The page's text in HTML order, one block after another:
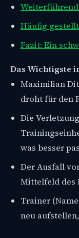
Häufig
Fazit: Ein
Das Wichtigste
Maximilian
droht für den
Die
was besser
Der Ausfall
Mittelfeld des
Trainer
neu